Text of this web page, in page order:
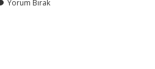
Yorum Bırak